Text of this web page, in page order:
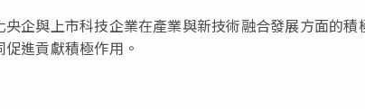
企與上市科技企業在產業與新技術融合發展方面的
進貢獻積極作用。